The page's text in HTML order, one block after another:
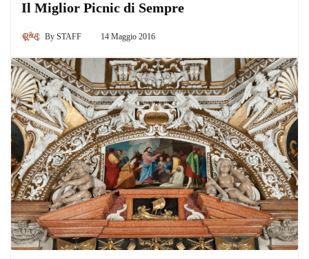
Il Miglior Picnic di Sempre
By STAFF 14 Maggio 2016